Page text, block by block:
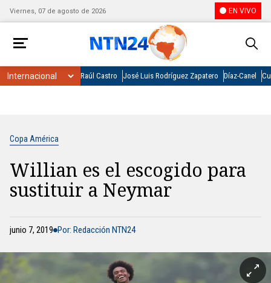
Viernes, 07 de agosto de 2026 EN VIVO
Raúl Castro José Luis Rodríguez Zapatero Díaz-Canel
Copa América
Willian es el escogido para
sustituir a Neymar
junio 7, 2019 Por: Redacción NTN24